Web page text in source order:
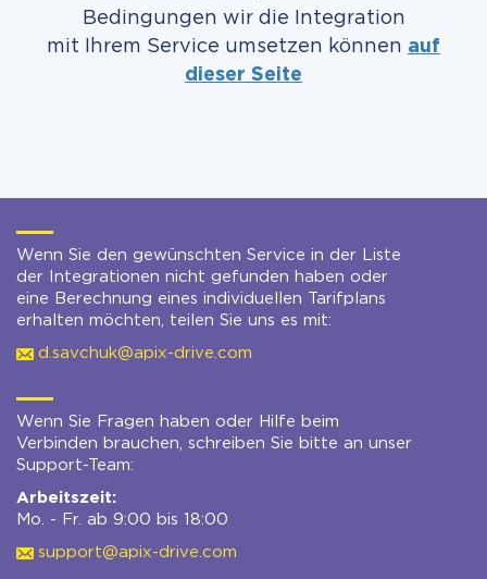
Bedingungen wir die Integration
mit Ihrem Service umsetzen können auf
dieser Seite
Wenn Sie den gewünschten Service in der Liste
der Integrationen nicht gefunden haben oder
eine Berechnung eines individuellen Tarifplans
erhalten möchten, teilen Sie uns es mit:
d.savchuk@apix-drive.com
Wenn Sie Fragen haben oder Hilfe beim
Verbinden brauchen, schreiben Sie bitte an unser
Support-Team:
Arbeitszeit:
Mo. - Fr. ab 9:00 bis 18:00
support@apix-drive.com